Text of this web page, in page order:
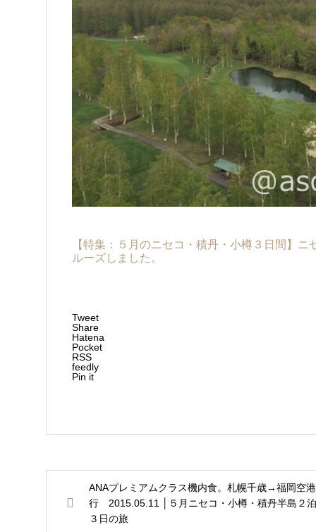
【特集：５月のニセコ・積丹・小樽３日間】
ルーズしました。
Tweet
Share
Hatena
Pocket
RSS
feedly
Pin it
ANAプレミアムクラス機内食。札幌千歳→福岡空港
行 2015.05.11 │５月ニセコ・小樽・積丹半島２泊
３日の旅